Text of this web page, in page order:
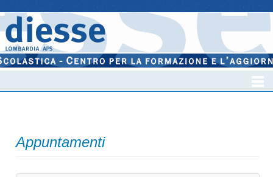
Appuntamenti